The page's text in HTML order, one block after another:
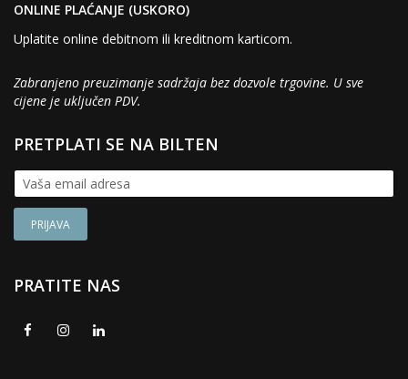
ONLINE PLAĆANJE (USKORO)
Uplatite online debitnom ili kreditnom karticom.
Zabranjeno preuzimanje sadržaja bez dozvole trgovine. U sve
cijene je uključen PDV.
PRETPLATI SE NA BILTEN
PRATITE NAS